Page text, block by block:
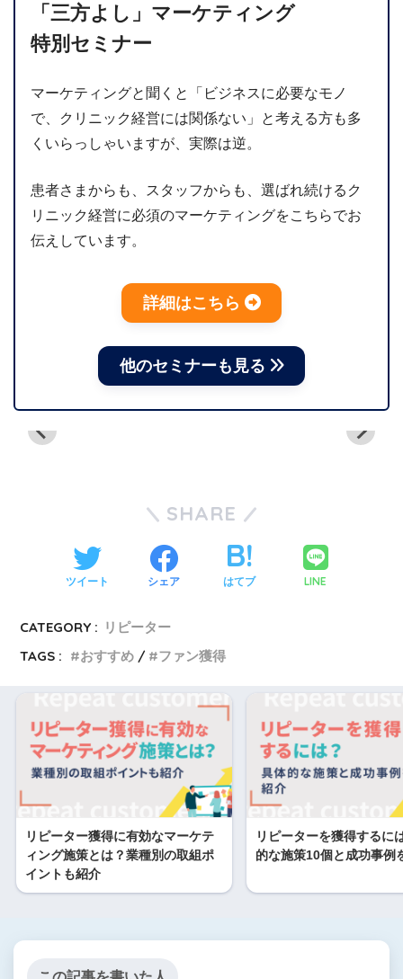
「三方よし」マーケティング
特別セミナー
マーケティングと聞くと「ビジネスに必要なモノ
で、クリニック経営には関係ない」と考える方も多
くいらっしゃいますが、実際は逆。
患者さまからも、スタッフからも、選ばれ続けるク
リニック経営に必須のマーケティングをこちらでお
伝えしています。
詳細はこちら
他のセミナーも見る
SHARE
ツイート シェア はてブ LINE
CATEGORY : リピーター
TAGS :
おすすめ ファン獲得
リピーター獲得に有効なマーケテ
ィング施策とは？業種別の取組ポ
イントも紹介
リピーターを獲得するに
的な施策10個と成功事例